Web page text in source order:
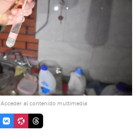
Acceder al contenido multimedia